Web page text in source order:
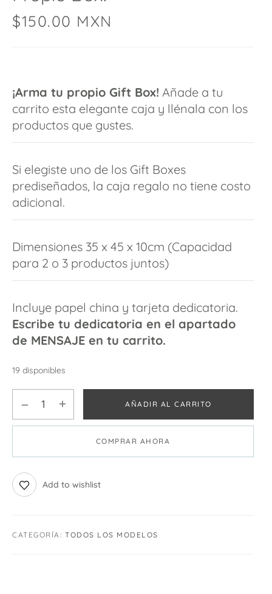
$150.00 MXN
¡Arma tu propio Gift Box! Añade a tu
carrito esta elegante caja y llénala con los
productos que gustes.
Si elegiste uno de los Gift Boxes
prediseñados, la caja regalo no tiene costo
adicional.
Dimensiones 35 x 45 x 10cm (Capacidad
para 2 o 3 productos juntos)
Incluye papel china y tarjeta dedicatoria.
Escribe tu dedicatoria en el apartado
de MENSAJE en tu carrito.
19 disponibles
AÑADIR AL CARRITO
COMPRAR AHORA
Add to wishlist
CATEGORÍA: TODOS LOS MODELOS